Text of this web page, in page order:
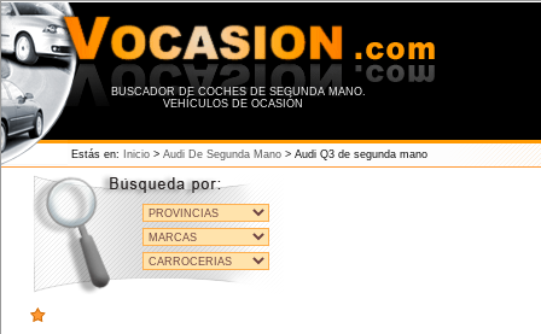
BUSCADOR DE COCHES DE SEGUNDA MANO.
VEHÍCULOS DE OCASIÓN
Estás en: Inicio > Audi De Segunda Mano > Audi Q3 de segunda mano